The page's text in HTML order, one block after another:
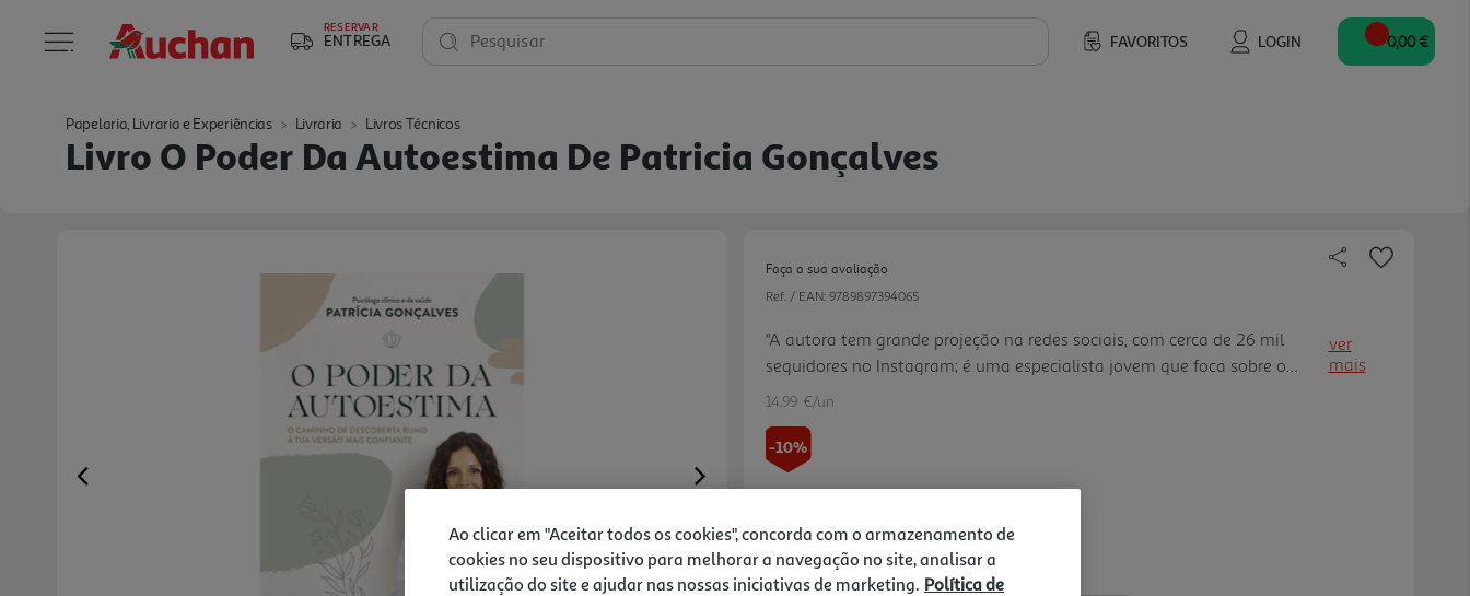
RESERVAR
ENTREGA FAVORITOS LOGIN
Pesquisar 0,00 €
Papelaria, Livraria e Experiências Livraria Livros Técnicos
Livro O Poder Da Autoestima De Patricia Gonçalves
Previous Next
Faça a sua avaliação
Ref. / EAN: 9789897394065
"A autora tem grande projeção na redes sociais, com cerca de 26 mil
seguidores no Instagram; é uma especialista jovem que foca sobre o
tema da autoestima."
ver
mais
14.99 €/un
-10%
14,99 €
Notas de preparação
Ao clicar em "Aceitar todos os cookies", concorda com o armazenamento de
cookies no seu dispositivo para melhorar a navegação no site, analisar a
utilização do site e ajudar nas nossas iniciativas de marketing. Política de